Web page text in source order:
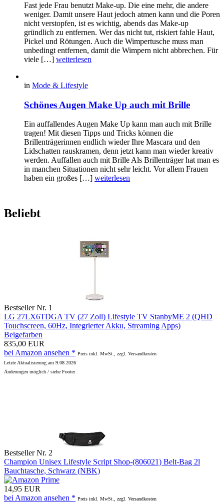
Fast jede Frau benutzt Make-up. Die eine mehr, die andere
weniger. Damit unsere Haut jedoch atmen kann und die Poren
nicht verstopfen, ist es wichtig, abends das Make-up
gründlich zu entfernen. Wer das nicht tut, riskiert fahle Haut,
Pickel und Rötungen. Auch die Wimpertusche muss man
unbedingt entfernen, damit die Wimpern nicht abbrechen. Für
viele […] weiterlesen
in Mode & Lifestyle
Schönes Augen Make Up auch mit Brille
Ein auffallendes Augen Make Up kann man auch mit Brille
tragen! Mit diesen Tipps und Tricks können die
Brillenträgerinnen endlich wieder Ihre Mascara und den
Lidschatten rauskramen, denn jetzt kann man wieder kreativ
werden. Auffallen auch mit Brille Als Brillenträger hat man es
in manchen Situationen nicht sehr leicht. Vor allem Frauen
haben ein großes […] weiterlesen
Beliebt
Bestseller Nr. 1
LG 27LX6TDGA TV (27 Zoll) Lifestyle TV StanbyME 2 (QHD
Touchscreen, 60Hz, Integrierter Akku, Streaming Apps)
Beigefarben
835,00 EUR
bei Amazon ansehen * Preis inkl. MwSt., zzgl. Versandkosten
Letzte Aktualisierung am 9.08.2026
Änderungen möglich / siehe Footer
Bestseller Nr. 2
Champion Unisex Lifestyle Script Shop-(806021) Belt-Bag 2l
Bauchtasche, Schwarz (NBK)
14,95 EUR
bei Amazon ansehen * Preis inkl. MwSt., zzgl. Versandkosten